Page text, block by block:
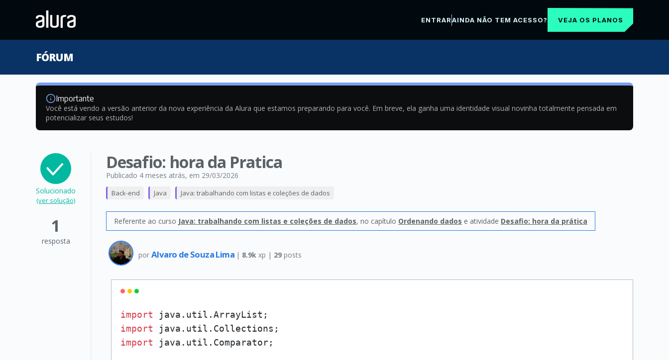
ENTRARAINDA NÃO TEM ACESSO? VEJA OS PLANOS
FÓRUM
Importante
Você está vendo a versão anterior da nova experiência da Alura que estamos preparando para você. Em breve, ela ganha uma identidade visual novinha totalmente pensada em
potencializar seus estudos!
Solucionado
(ver solução)
1
resposta
Desafio: hora da Pratica
Publicado 4 meses atrás, em 29/03/2026
Back-end Java Java: trabalhando com listas e coleções de dados
Referente ao curso Java: trabalhando com listas e coleções de dados, no capítulo Ordenando dados e atividade Desafio: hora da prática
por Alvaro de Souza Lima | 8.9k xp | 29 posts
import
import
import java.util.Comparator;